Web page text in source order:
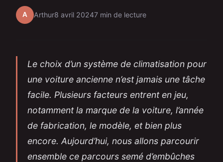
A Arthur8 avril 20247 min de lecture
Le choix d’un système de climatisation pour
une voiture ancienne n’est jamais une tâche
facile. Plusieurs facteurs entrent en jeu,
notamment la marque de la voiture, l’année
de fabrication, le modèle, et bien plus
encore. Aujourd’hui, nous allons parcourir
ensemble ce parcours semé d’embûches